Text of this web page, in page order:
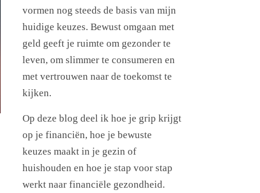
vormen nog steeds de basis van mijn
huidige keuzes. Bewust omgaan met
geld geeft je ruimte om gezonder te
leven, om slimmer te consumeren en
met vertrouwen naar de toekomst te
kijken.
Op deze blog deel ik hoe je grip krijgt
op je financiën, hoe je bewuste
keuzes maakt in je gezin of
huishouden en hoe je stap voor stap
werkt naar financiële gezondheid.